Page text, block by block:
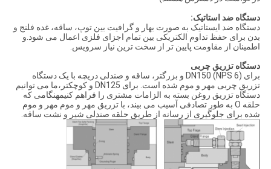
دستگاه ضد استاتیک:
دستگاه ضد ایستاتیک به صورت بهار و گرافیت بین توپ، ساقه، غده فلنج و
بدن برای حفظ تداوم الکتریکی بین تمام اجزای فلزی اعمال می شود.و
اطمینان از مقاومت پایین تر از سخت ترین نیاز سرویس.
دستگاه تزریق چربی
برای DN150 (NPS 6) و بزرگتر، ساقه و صندلی دریچه با یک دستگاه
تزریق چربی مهر و موم شده است. برای DN125 و کوچکتر،ما می توانیم
دستگاه تزریق روغن بسته به الزامات مشتری را فراهم کنیمهنگامی که
حلقه O به طور تصادفی آسیب می بیند، با تزریق مهر و موم مهر و موم
شده برای جلوگیری از رسانه از طریق حلقه صندلی شیر و نشت ساقه.